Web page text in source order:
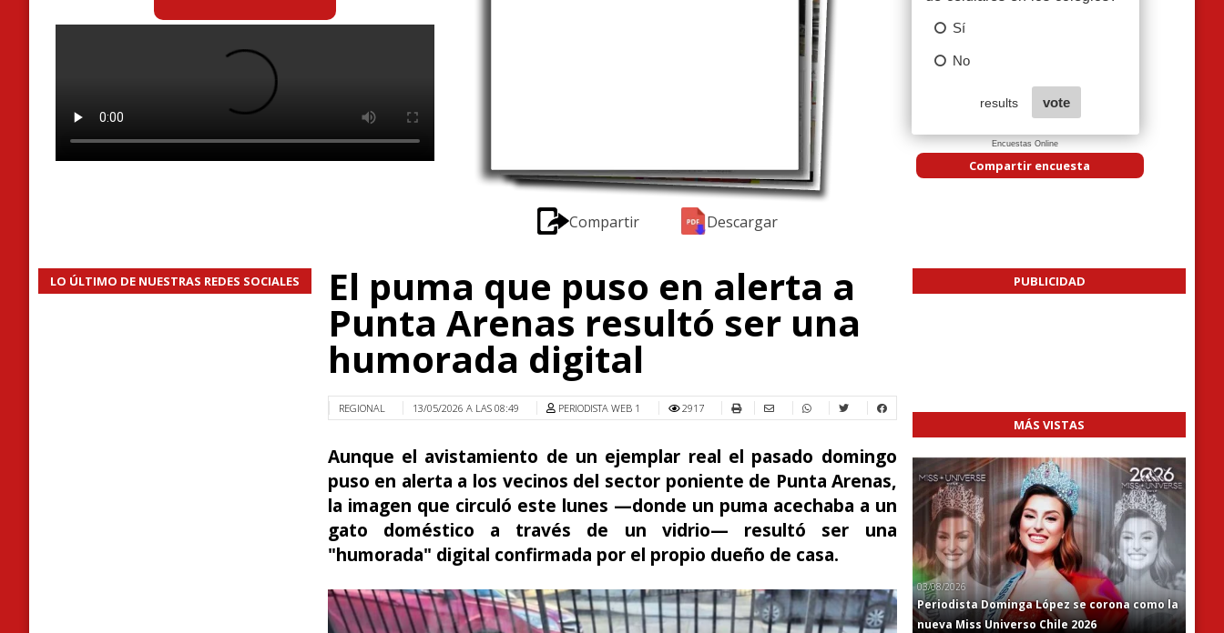
Compartir Descargar
Encuestas Online
Compartir encuesta
LO ÚLTIMO DE NUESTRAS REDES SOCIALES El puma que puso en alerta a
Punta Arenas resultó ser una
humorada digital
REGIONAL 13/05/2026 A LAS 08:49 PERIODISTA WEB 1 2917
Aunque el avistamiento de un ejemplar real el pasado domingo
puso en alerta a los vecinos del sector poniente de Punta Arenas,
la imagen que circuló este lunes —donde un puma acechaba a un
gato doméstico a través de un vidrio— resultó ser una
"humorada" digital confirmada por el propio dueño de casa.
PUBLICIDAD
MÁS VISTAS
03/08/2026
Periodista Dominga López se corona como la
nueva Miss Universo Chile 2026